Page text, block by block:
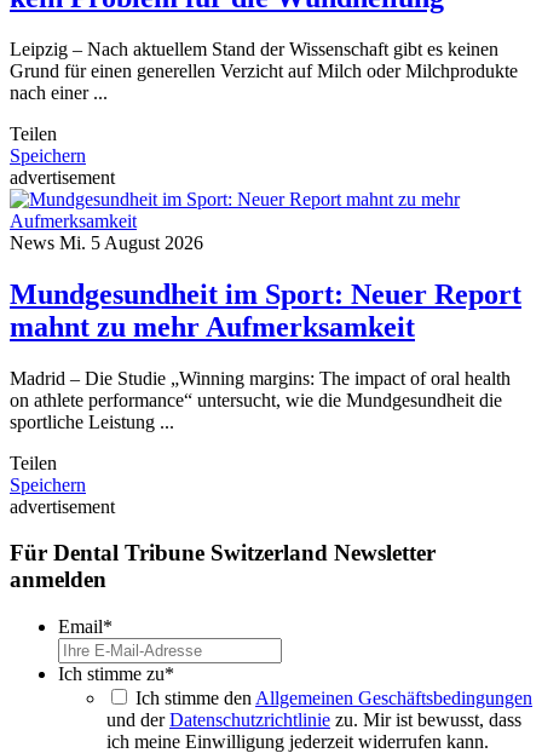
Leipzig – Nach aktuellem Stand der Wissenschaft gibt es keinen
Grund für einen generellen Verzicht auf Milch oder Milchprodukte
nach einer ...
Teilen
Speichern
advertisement
News Mi. 5 August 2026
Mundgesundheit im Sport: Neuer Report
mahnt zu mehr Aufmerksamkeit
Madrid – Die Studie „Winning margins: The impact of oral health
on athlete performance“ untersucht, wie die Mundgesundheit die
sportliche Leistung ...
Teilen
Speichern
advertisement
Für Dental Tribune Switzerland Newsletter
anmelden
Email*
Ich stimme zu*
Ich stimme den Allgemeinen Geschäftsbedingungen
und derDatenschutzrichtlinie zu. Mir ist bewusst, dass
ich meine Einwilligung jederzeit widerrufen kann.